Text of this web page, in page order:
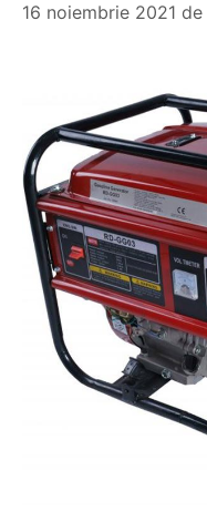
16 noiembrie 2021 de